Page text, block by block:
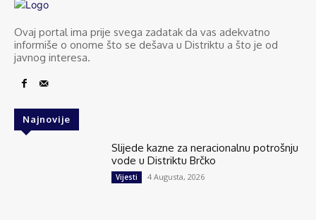
Ovaj portal ima prije svega zadatak da vas adekvatno
informiše o onome što se dešava u Distriktu a što je od
javnog interesa.
Najnovije
Slijede kazne za neracionalnu potrošnju
vode u Distriktu Brčko
Vijesti 4 Augusta, 2026